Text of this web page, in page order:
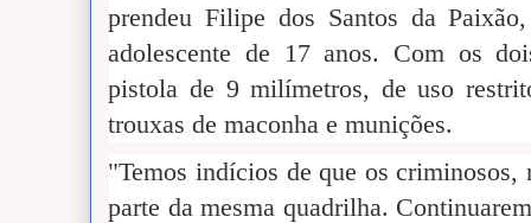
prendeu Filipe dos Santos da
adolescente de 17 anos. Com os
pistola de 9 milímetros, de uso
trouxas de maconha e munições.
"Temos indícios de que os criminosos,
parte da mesma quadrilha.